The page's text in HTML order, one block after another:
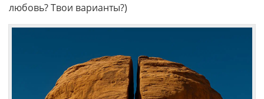
любовь? Твои варианты?)